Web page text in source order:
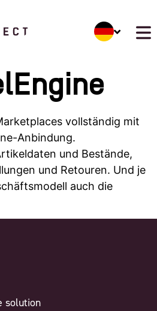
vollständig mit
Anbindung.
und Bestände,
und Retouren. Und je
auch die
solution